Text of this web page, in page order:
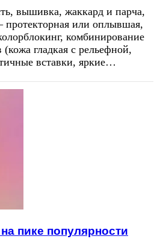
вышивка, жаккард и парча,
протекторная или оплывшая,
комбинирование
гладкая с рельефной,
вставки, яркие…
пике популярности